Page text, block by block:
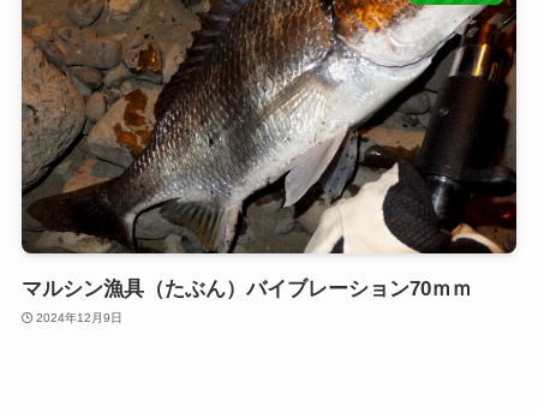
マルシン漁具（たぶん）バイブレーション70ｍｍ
2024年12月9日